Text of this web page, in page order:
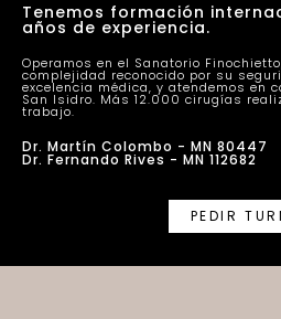
Tenemos formación
años de experiencia.
Operamos en el Sanatorio
complejidad reconocido por su
excelencia médica, y atendemos en
San Isidro. Más 12.000 cirugías
trabajo.
Dr. Martín Colombo - MN 80447
Dr. Fernando Rives - MN 112682
PEDIR